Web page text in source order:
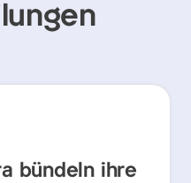
bündeln ihre